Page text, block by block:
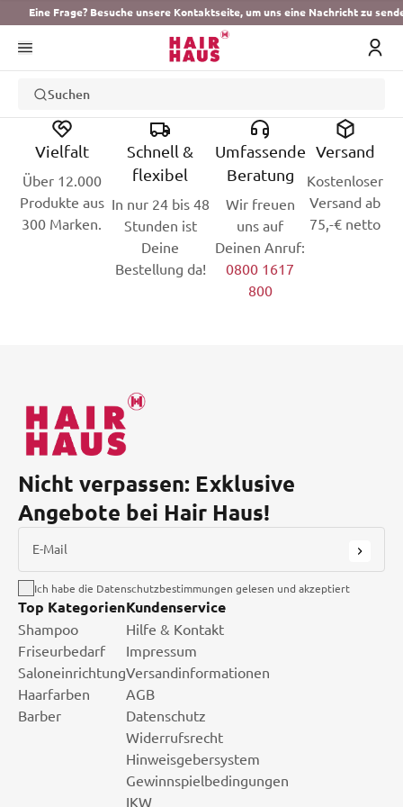
Eine Frage? Besuche unsere Kontaktseite, um uns eine Nachricht zu
Suchen
Vielfalt
Über 12.000
Produkte aus
300 Marken.
Schnell &
flexibel
In nur 24 bis 48
Stunden ist
Deine
Bestellung da!
Umfassende
Beratung
Wir freuen
uns auf
Deinen Anruf:
0800 1617
800
Versand
Kostenloser
Versand ab
75,-€ netto
Nicht verpassen: Exklusive
Angebote bei Hair Haus!
E-Mail
Ich habe die Datenschutzbestimmungen gelesen und akzeptiert
Top Kategorien
Shampoo
Friseurbedarf
Saloneinrichtung
Haarfarben
Barber
Kundenservice
Hilfe & Kontakt
Impressum
Versandinformationen
AGB
Datenschutz
Widerrufsrecht
Hinweisgebersystem
Gewinnspielbedingungen
IKW